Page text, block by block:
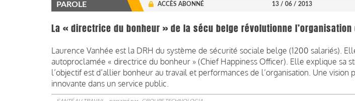
PAROLE ACCÈS ABONNÉ 13 / 06 / 2013
La « directrice du bonheur » de la sécu belge révolutionne
Laurence Vanhée est la DRH du système de sécurité sociale belge (1200 salariés).
autoproclamée « directrice du bonheur » (Chief Happiness Officer). Elle explique sa
l’objectif est d’allier bonheur au travail et performances de l’organisation. Une vision
innovante dans un service public.